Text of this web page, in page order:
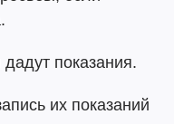
показания.
их показаний